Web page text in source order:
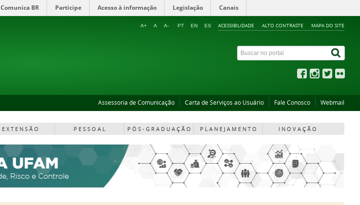
Comunica BR Participe Acesso à informação Legislação Canais
ACESSIBILIDADE ALTO CONTRASTE MAPA DO SITE
A+ A A- PT EN ES
Assessoria de Comunicação Carta de Serviços ao Usuário Fale Conosco Webmail
E X T E N S Ã O P E S S O A L P Ó S - G R A D U A Ç Ã O P L A N E J A M E N T O I N O V A Ç Ã O